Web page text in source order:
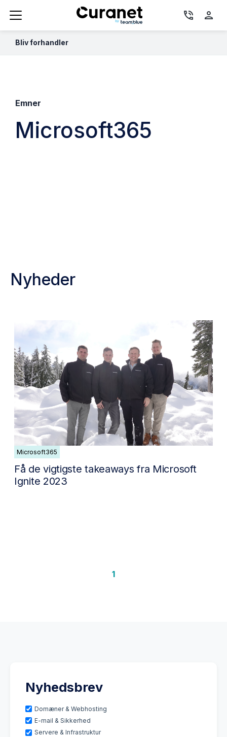
phone_in_talk person
Bliv forhandler
Emner
Microsoft365
Nyheder
Microsoft365
Få de vigtigste takeaways fra Microsoft
Ignite 2023
1
Nyhedsbrev
Domæner & Webhosting
E-mail & Sikkerhed
Servere & Infrastruktur